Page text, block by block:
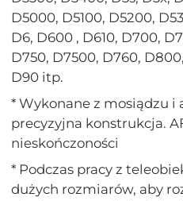
D5000, D5100, D5200,
D6, D600 , D610, D700,
D750, D7500, D760,
D90 itp.
* Wykonane z mosiądzu
precyzyjna konstrukcja.
nieskończoności
* Podczas pracy z
dużych rozmiarów, aby